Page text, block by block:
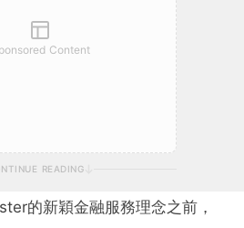
Content
READING
的新穎金融服務理念之前，